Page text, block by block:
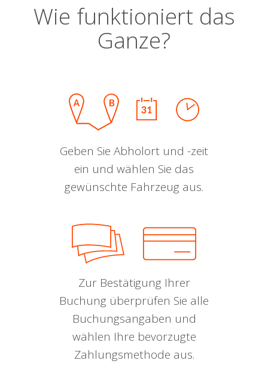
Wie funktioniert das
Ganze?
Geben Sie Abholort und -zeit
ein und wählen Sie das
gewünschte Fahrzeug aus.
Zur Bestätigung Ihrer
Buchung überprüfen Sie alle
Buchungsangaben und
wählen Ihre bevorzugte
Zahlungsmethode aus.